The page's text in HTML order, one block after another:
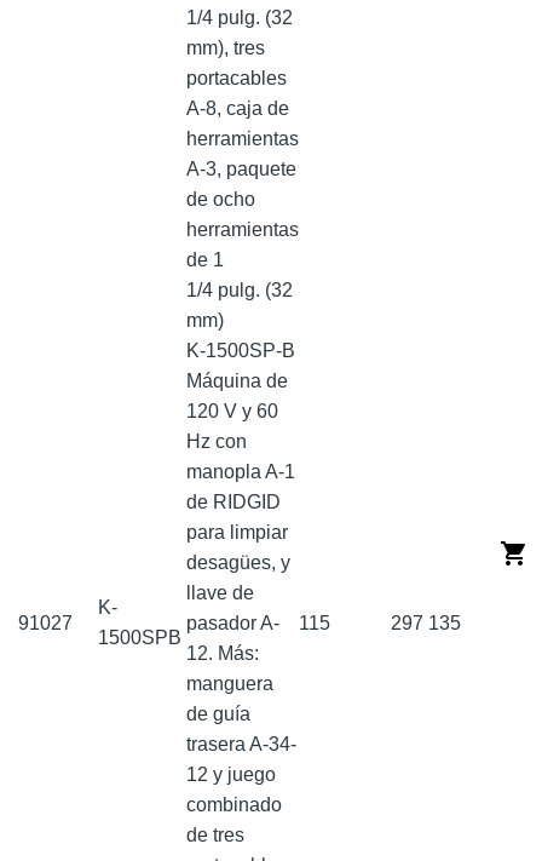
1/4 pulg. (32
mm), tres
portacables
A-8, caja de
herramientas
A-3, paquete
de ocho
herramientas
de 1
1/4 pulg. (32
mm)
91027
K-
1500SPB
K-1500SP-B
Máquina de
120 V y 60
Hz con
manopla A-1
de RIDGID
para limpiar
desagües, y
llave de
pasador A-
12. Más:
manguera
de guía
trasera A-34-
12 y juego
combinado
de tres
115 297 135